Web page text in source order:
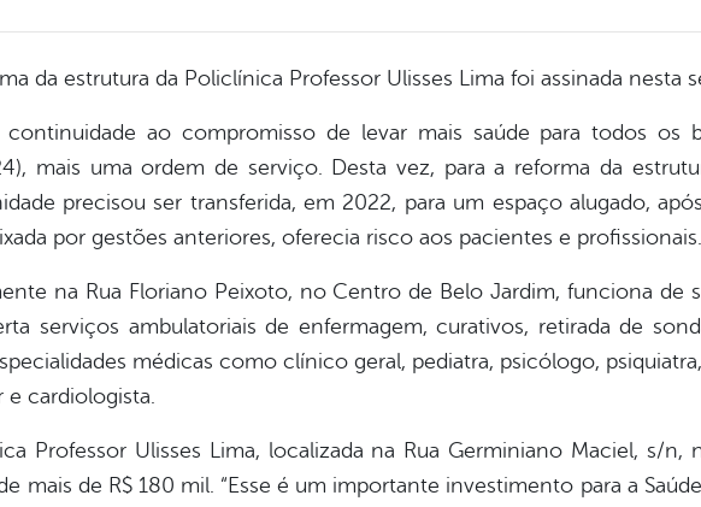
da estrutura da Policlínica Professor Ulisses Lima foi assinada nesta
ao compromisso de levar mais saúde para todos os
mais uma ordem de serviço. Desta vez, para a reforma da
precisou ser transferida, em 2022, para um espaço alugado,
por gestões anteriores, oferecia risco aos pacientes e profissionais.
na Rua Floriano Peixoto, no Centro de Belo Jardim, funciona de
serviços ambulatoriais de enfermagem, curativos, retirada de
médicas como clínico geral, pediatra, psicólogo,
e cardiologista.
Professor Ulisses Lima, localizada na Rua Germiniano Maciel, s/n,
mais de R$ 180 mil. “Esse é um importante investimento para a